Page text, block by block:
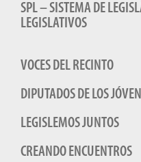
SPL – SISTEMA DE
LEGISLATIVOS
VOCES DEL RECINTO
DIPUTADOS DE LOS
LEGISLEMOS JUNTOS
CREANDO ENCUENTROS